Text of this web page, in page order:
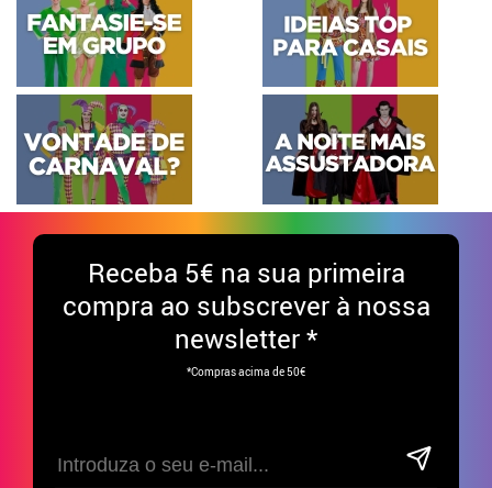
Receba 5€ na sua primeira
compra ao subscrever à nossa
newsletter *
*Compras acima de 50€